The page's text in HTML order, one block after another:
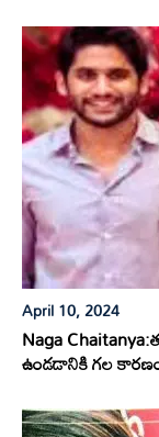
April 10, 2024
Naga
ఉండడానికి గల